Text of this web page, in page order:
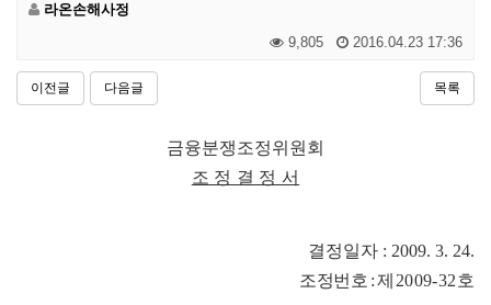
라온손해사정
9,805
2016.04.23 17:36
이전글 다음글 목록
금융분쟁조정위원회
조 정 결 정 서
결정일자 : 2009. 3. 24.
조정번호 :제 2009-32 호